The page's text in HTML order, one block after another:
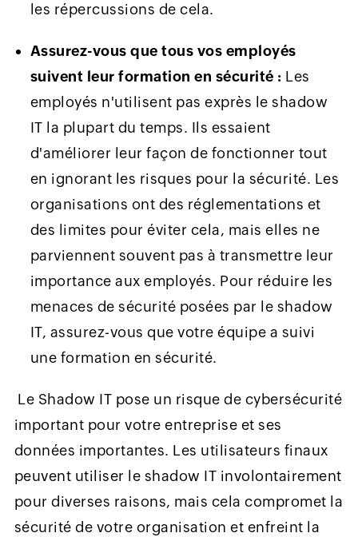
les répercussions de cela.
Assurez-vous que tous vos employés
suivent leur formation en sécurité : Les
employés n'utilisent pas exprès le shadow
IT la plupart du temps. Ils essaient
d'améliorer leur façon de fonctionner tout
en ignorant les risques pour la sécurité. Les
organisations ont des réglementations et
des limites pour éviter cela, mais elles ne
parviennent souvent pas à transmettre leur
importance aux employés. Pour réduire les
menaces de sécurité posées par le shadow
IT, assurez-vous que votre équipe a suivi
une formation en sécurité.
Le Shadow IT pose un risque de cybersécurité
important pour votre entreprise et ses
données importantes. Les utilisateurs finaux
peuvent utiliser le shadow IT involontairement
pour diverses raisons, mais cela compromet la
sécurité de votre organisation et enfreint la